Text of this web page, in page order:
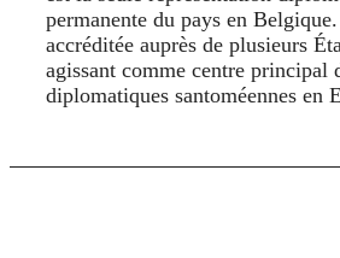
permanente du pays en
accréditée auprès de plusieurs
agissant comme centre principal
diplomatiques santoméennes en